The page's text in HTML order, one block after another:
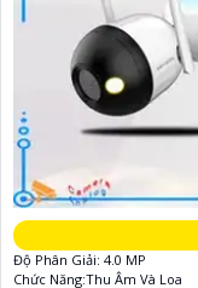
Độ Phân Giải: 4.0 MP
Chức Năng:Thu Âm Và Loa